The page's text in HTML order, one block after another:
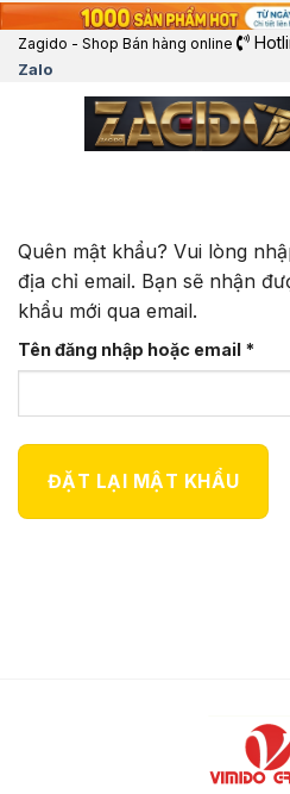
Zagido - Shop Bán hàng online
Zalo
Quên mật khẩu? Vui lòng
địa chỉ email. Bạn sẽ nhận
khẩu mới qua email.
Tên đăng nhập hoặc email *
ĐẶT LẠI MẬT KHẨU